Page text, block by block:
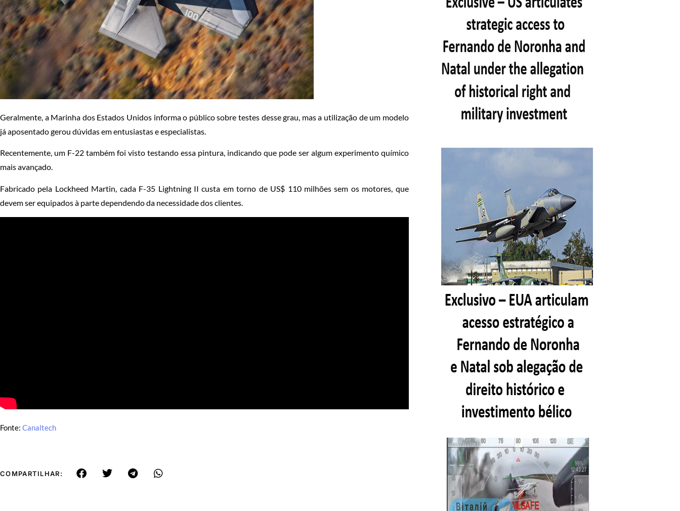
Geralmente, a Marinha dos Estados Unidos informa o público sobre testes desse grau, mas a utilização de um modelo
já aposentado gerou dúvidas em entusiastas e especialistas.
Recentemente, um F-22 também foi visto testando essa pintura, indicando que pode ser algum experimento químico
mais avançado.
Fabricado pela Lockheed Martin, cada F-35 Lightning II custa em torno de US$ 110 milhões sem os motores, que
devem ser equipados à parte dependendo da necessidade dos clientes.
Fonte: Canaltech
COMPARTILHAR: